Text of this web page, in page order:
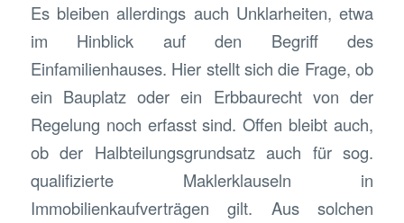
Es bleiben allerdings auch Unklarheiten, etwa
im Hinblick auf den Begriff des
Einfamilienhauses. Hier stellt sich die Frage, ob
ein Bauplatz oder ein Erbbaurecht von der
Regelung noch erfasst sind. Offen bleibt auch,
ob der Halbteilungsgrundsatz auch für sog.
qualifizierte Maklerklauseln in
Immobilienkaufverträgen gilt. Aus solchen